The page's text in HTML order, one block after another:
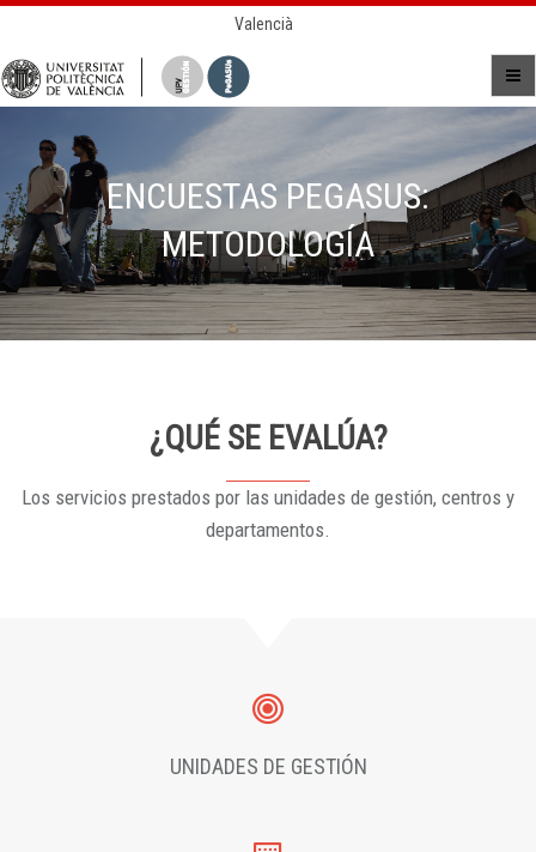
Valencià
ENCUESTAS PEGASUS:
METODOLOGÍA
¿QUÉ SE EVALÚA?
Los servicios prestados por las unidades de gestión, centros y
departamentos.
UNIDADES DE GESTIÓN